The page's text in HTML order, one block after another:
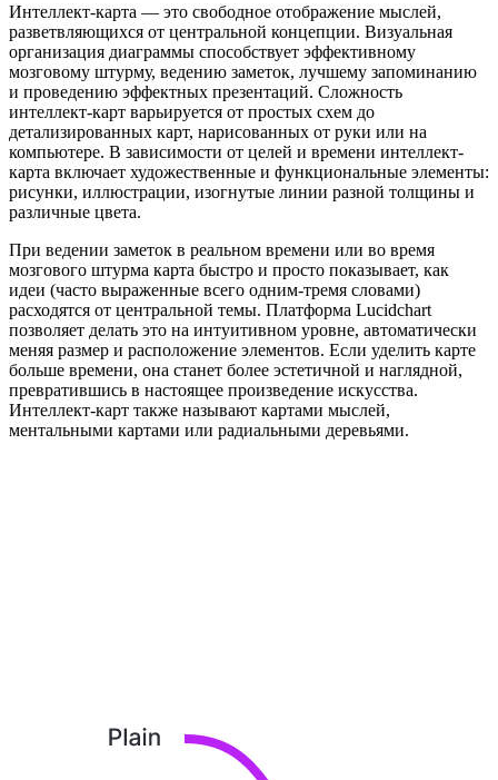
Интеллект-карта — это свободное отображение мыслей,
разветвляющихся от центральной концепции. Визуальная
организация диаграммы способствует эффективному
мозговому штурму, ведению заметок, лучшему запоминанию
и проведению эффектных презентаций. Сложность
интеллект-карт варьируется от простых схем до
детализированных карт, нарисованных от руки или на
компьютере. В зависимости от целей и времени интеллект-
карта включает художественные и функциональные элементы:
рисунки, иллюстрации, изогнутые линии разной толщины и
различные цвета.
При ведении заметок в реальном времени или во время
мозгового штурма карта быстро и просто показывает, как
идеи (часто выраженные всего одним-тремя словами)
расходятся от центральной темы. Платформа Lucidchart
позволяет делать это на интуитивном уровне, автоматически
меняя размер и расположение элементов. Если уделить карте
больше времени, она станет более эстетичной и наглядной,
превратившись в настоящее произведение искусства.
Интеллект-карт также называют картами мыслей,
ментальными картами или радиальными деревьями.